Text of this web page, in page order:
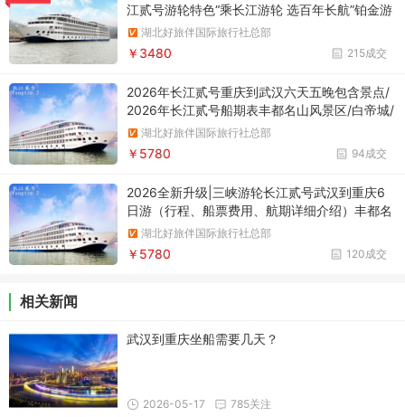
江贰号游轮特色“乘长江游轮 选百年长航”铂金游
轮 . 长江贰号
湖北好旅伴国际旅行社总部
215成交
￥3480
2026年长江贰号重庆到武汉六天五晚包含景点/
2026年长江贰号船期表丰都名山风景区/白帝城/
瞿塘峡/巫峡/神女溪/三峡大坝五级船闸/三峡大
坝/西陵峡东段/葛洲坝船闸/岳阳楼+汴河风情街/
湖北好旅伴国际旅行社总部
94成交
￥5780
2026全新升级|三峡游轮长江贰号武汉到重庆6
日游（行程、船票费用、航期详细介绍）丰都名
山/白帝城/瞿塘峡/神女溪/巫峡/三峡大坝五级船
闸/三峡大坝/西陵峡东段/葛洲坝船闸/岳阳楼+汴
河风情街
湖北好旅伴国际旅行社总部
120成交
￥5780
相关新闻
武汉到重庆坐船需要几天？
785关注
2026-05-17